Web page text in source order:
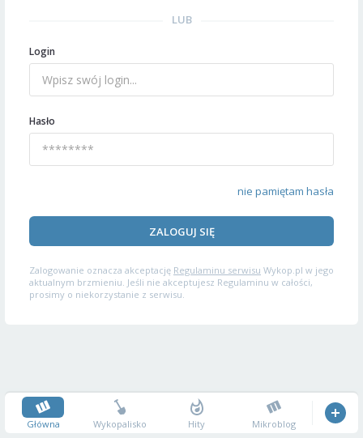
LUB
Login
Hasło
nie pamiętam hasła
ZALOGUJ SIĘ
Zalogowanie oznacza akceptację Regulaminu serwisu Wykop.pl w jego
aktualnym brzmieniu. Jeśli nie akceptujesz Regulaminu w całości,
prosimy o niekorzystanie z serwisu.
Główna Wykopalisko Hity Mikroblog